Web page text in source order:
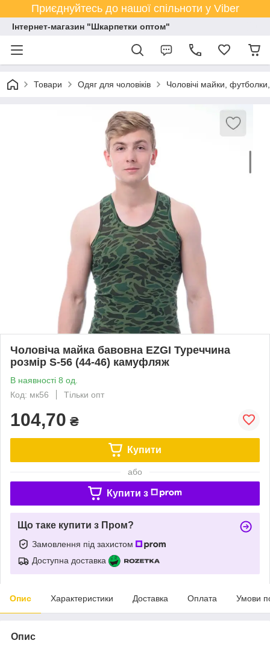
Приєднуйтесь до нашої спільноти у Viber
Інтернет-магазин "Шкарпетки оптом"
Товари Одяг для чоловіків Чоловічі майки,
Чоловіча майка бавовна EZGI Туреччина
розмір S-56 (44-46) камуфляж
В наявності 8 од.
Код: мк56
Тільки опт
104,70 ₴
Купити
або
Купити з
Що таке купити з Пром?
Замовлення під захистом
Доступна доставка
Опис Характеристики Доставка Оплата Умови
Опис